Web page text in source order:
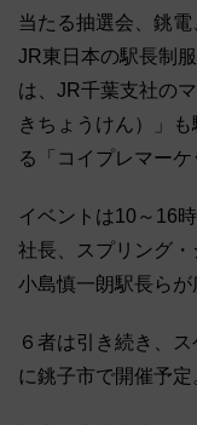
当たる抽選会、銚
JR東日本の駅長制
は、JR千葉支社の
きちょうけん）」
る「コイプレマーケ
イベントは10～16
社長、スプリング
小島慎一朗駅長らが
６者は引き続き、
に銚子市で開催予定